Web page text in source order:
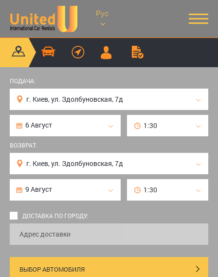
Рус
ПОДАЧА:
ВОЗВРАТ:
ДОСТАВКА ПО ГОРОДУ: